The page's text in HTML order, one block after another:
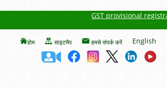
GST provisional
English
होम साइटमैप हमसे संपर्क करें